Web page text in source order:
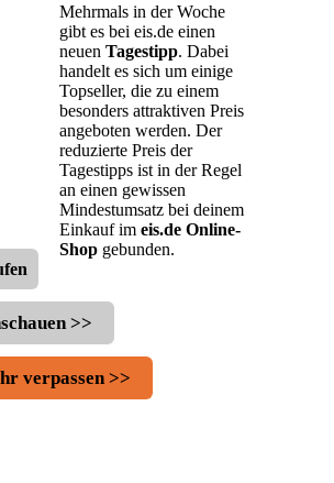
Mehrmals in der Woche
gibt es bei eis.de einen
neuen Tagestipp. Dabei
handelt es sich um einige
Topseller, die zu einem
besonders attraktiven Preis
angeboten werden. Der
reduzierte Preis der
Tagestipps ist in der Regel
an einen gewissen
Mindestumsatz bei deinem
Einkauf im eis.de Online-
Shop gebunden.
>>
verpassen >>